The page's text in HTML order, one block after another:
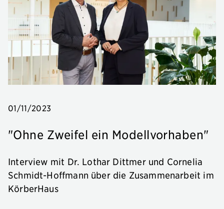
01/11/2023
"Ohne Zweifel ein Modellvorhaben"
Interview mit Dr. Lothar Dittmer und Cornelia
Schmidt-Hoffmann über die Zusammenarbeit im
KörberHaus